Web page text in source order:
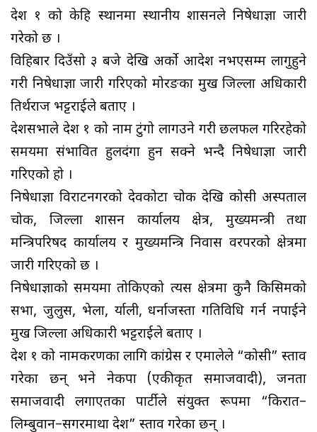
प्रदेश १ को केहि स्थानमा स्थानीय प्रशासनले निषेधाज्ञा जारी
गरेको छ ।
विहिबार दिउँसो ३ बजे देखि अर्को आदेश नभएसम्म लागुहुने
गरी निषेधाज्ञा जारी गरिएको मोरङका प्रमुख जिल्ला अधिकारी
तिर्थराज भट्टराईले बताए ।
प्रदेशसभाले प्रदेश १ को नाम टुंगो लागउने गरी छलफल गरिरहेको
समयमा संभावित हुलदंगा हुन सक्ने भन्दै निषेधाज्ञा जारी
गरिएको हो ।
निषेधाज्ञा विराटनगरको देवकोटा चोक देखि कोसी अस्पताल
चोक, जिल्ला प्रशासन कार्यालय क्षेत्र, मुख्यमन्त्री तथा
मन्त्रिपरिषद कार्यालय र मुख्यमन्त्रि निवास वरपरको क्षेत्रमा
जारी गरिएको छ ।
निषेधाज्ञाको समयमा तोकिएको त्यस क्षेत्रमा कुनै किसिमको
सभा, जुलुस, भेला, र्याली, धर्नाजस्ता गतिविधि गर्न नपाईने
प्रमुख जिल्ला अधिकारी भट्टराईले बताए ।
प्रदेश १ को नामकरणका लागि कांग्रेस र एमालेले “कोसी” प्रस्ताव
गरेका छन् भने नेकपा (एकीकृत समाजवादी), जनता
समाजवादी लगाएतका पार्टीले संयुक्त रूपमा “किरात–
लिम्बुवान–सगरमाथा प्रदेश” प्रस्ताव गरेका छन् ।